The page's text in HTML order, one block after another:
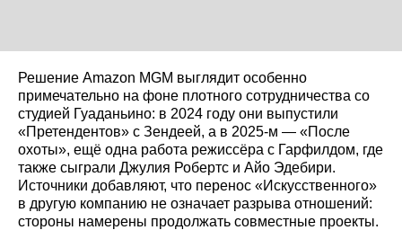
Решение Amazon MGM выглядит особенно
примечательно на фоне плотного сотрудничества со
студией Гуаданьино: в 2024 году они выпустили
«Претендентов» с Зендеей, а в 2025-м — «После
охоты», ещё одна работа режиссёра с Гарфилдом, где
также сыграли Джулия Робертс и Айо Эдебири.
Источники добавляют, что перенос «Искусственного»
в другую компанию не означает разрыва отношений:
стороны намерены продолжать совместные проекты.